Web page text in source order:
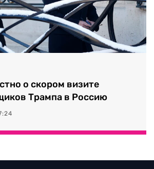
о скором визите
Трампа в Россию